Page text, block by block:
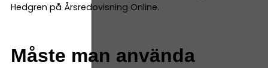
Hedgren på Årsredovisning Online.
Måste man använda